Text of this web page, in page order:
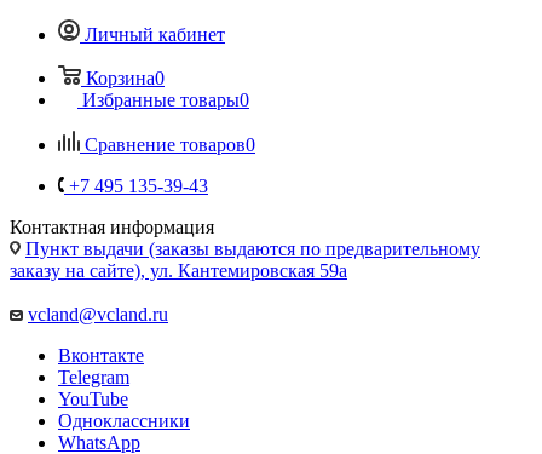
Личный кабинет
Корзина0
Избранные товары0
Сравнение товаров0
+7 495 135-39-43
Контактная информация
Пункт выдачи (заказы выдаются по предварительному
заказу на сайте), ул. Кантемировская 59а
vcland@vcland.ru
Вконтакте
Telegram
YouTube
Одноклассники
WhatsApp